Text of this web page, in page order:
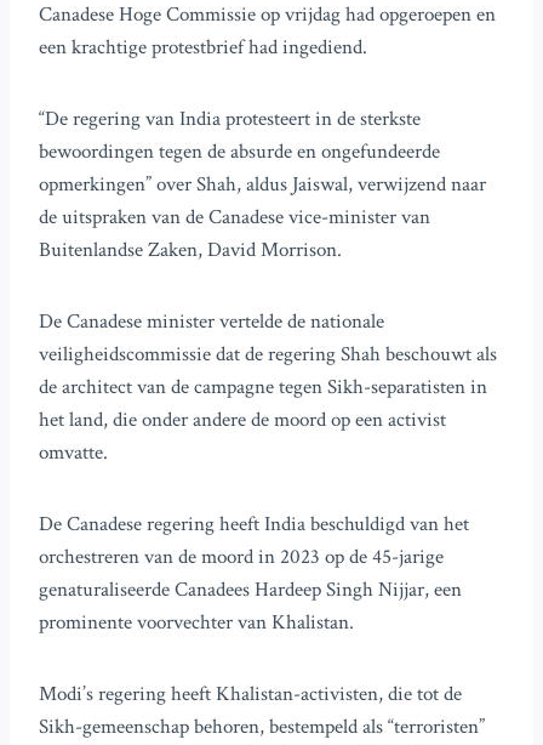
Canadese Hoge Commissie op vrijdag had opgeroepen en
een krachtige protestbrief had ingediend.
“De regering van India protesteert in de sterkste
bewoordingen tegen de absurde en ongefundeerde
opmerkingen” over Shah, aldus Jaiswal, verwijzend naar
de uitspraken van de Canadese vice-minister van
Buitenlandse Zaken, David Morrison.
De Canadese minister vertelde de nationale
veiligheidscommissie dat de regering Shah beschouwt als
de architect van de campagne tegen Sikh-separatisten in
het land, die onder andere de moord op een activist
omvatte.
De Canadese regering heeft India beschuldigd van het
orchestreren van de moord in 2023 op de 45-jarige
genaturaliseerde Canadees Hardeep Singh Nijjar, een
prominente voorvechter van Khalistan.
Modi’s regering heeft Khalistan-activisten, die tot de
Sikh-gemeenschap behoren, bestempeld als “terroristen”